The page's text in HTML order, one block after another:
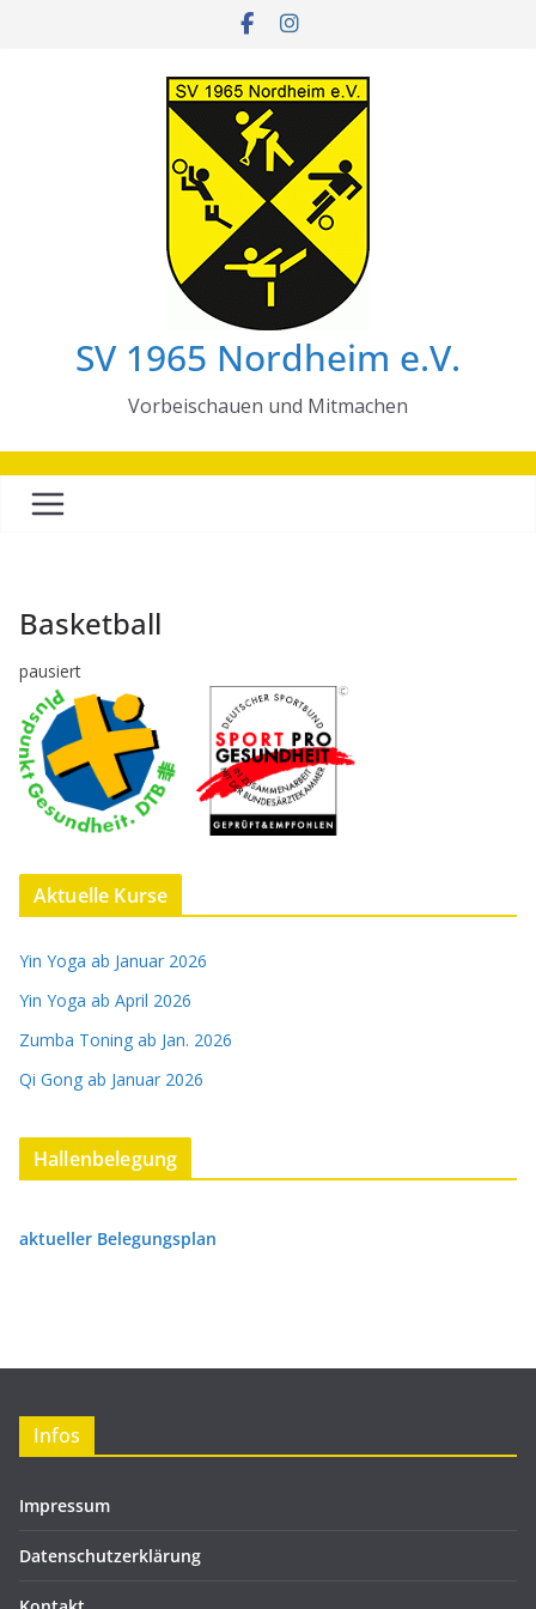
SV 1965 Nordheim e.V.
Vorbeischauen und Mitmachen
Basketball
pausiert
Aktuelle Kurse
Yin Yoga ab Januar 2026
Yin Yoga ab April 2026
Zumba Toning ab Jan. 2026
Qi Gong ab Januar 2026
Hallenbelegung
aktueller Belegungsplan
Infos
Impressum
Datenschutzerklärung